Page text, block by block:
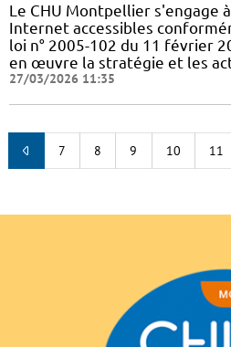
Le CHU Montpellier s'engage
Internet accessibles
loi n° 2005-102 du 11 février
en œuvre la stratégie et les
27/03/2026 11:35
7 8 9 10 11